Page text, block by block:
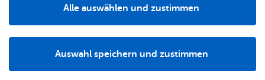
& TV
Pres­se
be­
treu­
ung
Schu­
len
Sa­nie­
ren &
bi­li­en
Stadt­
Pfle­ge
& Un­
ter­stüt­
zung
Auswahl speichern und zustimmen
Alle auswählen und zustimmen